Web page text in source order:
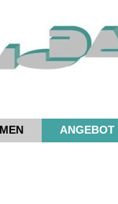
ANGEBOT